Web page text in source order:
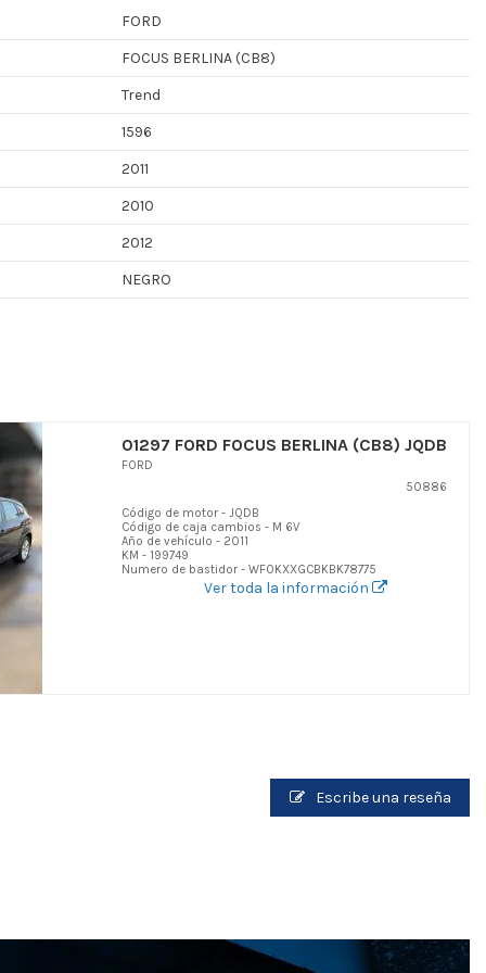
FORD
FOCUS BERLINA (CB8)
Trend
1596
2011
2010
2012
NEGRO
01297 FORD FOCUS BERLINA (CB8) JQDB
FORD
50886
Código de motor - JQDB
Código de caja cambios - M 6V
Año de vehículo - 2011
KM - 199749
Numero de bastidor - WF0KXXGCBKBK78775
Ver toda la información
Escribe una reseña